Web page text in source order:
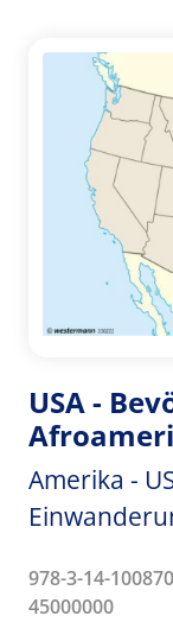
USA -
Amerika -
978-3-14-
45000000